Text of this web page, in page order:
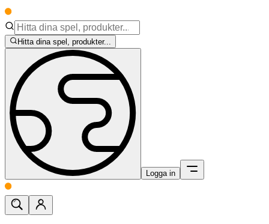
Hitta dina spel, produkter...
Logga in